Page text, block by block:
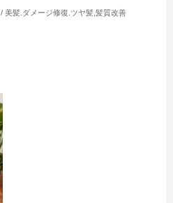
/ 美髪.ダメージ修復.ツヤ髪,髪質改善